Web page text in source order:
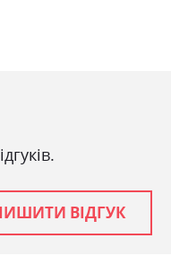
ВІДГУК